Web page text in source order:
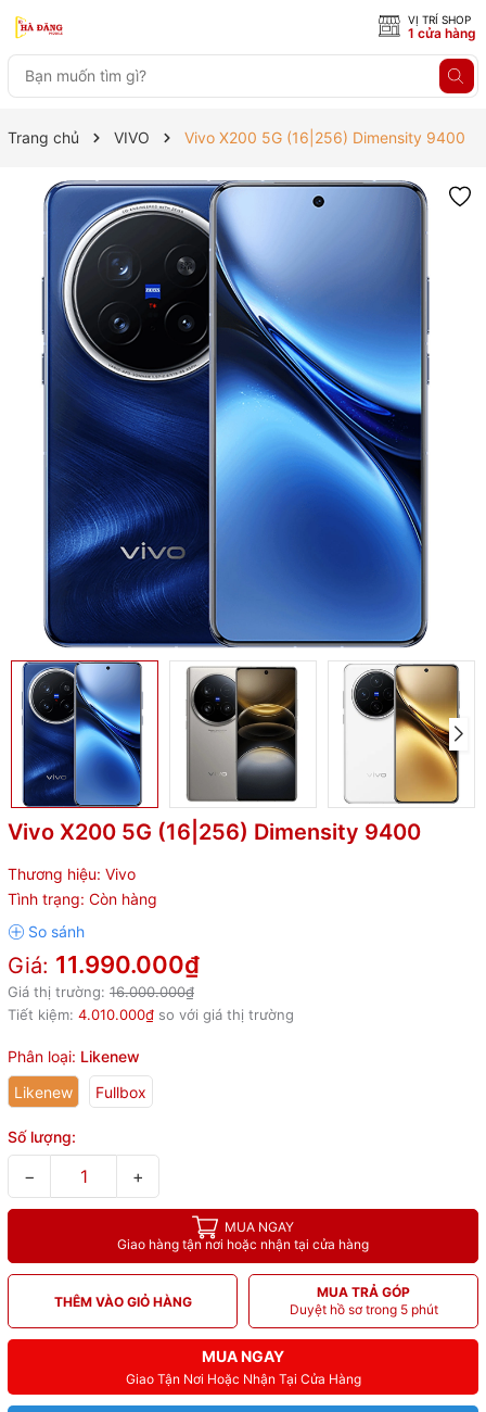
VỊ TRÍ SHOP
1 cửa hàng
Trang chủ VIVO Vivo X200 5G (16|256) Dimensity 9400
Vivo X200 5G (16|256) Dimensity 9400
Thương hiệu: Vivo
Tình trạng: Còn hàng
Giá: 11.990.000₫
Giá thị trường: 16.000.000₫
Tiết kiệm: 4.010.000₫ so với giá thị trường
Phân loại: Likenew
Likenew
Fullbox
Số lượng:
− +
MUA NGAY
Giao hàng tận nơi hoặc nhận tại cửa hàng
THÊM VÀO GIỎ HÀNG
MUA TRẢ GÓP
Duyệt hồ sơ trong 5 phút
MUA NGAY
Giao Tận Nơi Hoặc Nhận Tại Cửa Hàng